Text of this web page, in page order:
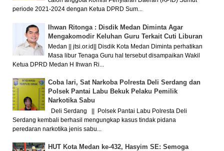
periode 2021-2024 dengan Ketua DPRD Sum...
Ihwan Ritonga : Disdik Medan Diminta Agar
Mengakomodir Keluhan Guru Terkait Cuti Liburan
Medan || jtsi.or.id|| Disdik Kota Medan Diminta perhatikan
Masa libur Tenaga Guru hal tersebut disampaikan Wakil
Ketua DPRD Medan H Ihwan Ri...
Coba lari, Sat Narkoba Polresta Deli Serdang dan
Polsek Pantai Labu Bekuk Pelaku Pemilik
Narkotika Sabu
Deli Serdang || Polsek Pantai Labu Polresta Deli
Serdang kembali berhasil mengungkap kasus tindak pidana
peredaran narkotika jenis sabu...
HUT Kota Medan ke-432, Hasyim SE: Semoga